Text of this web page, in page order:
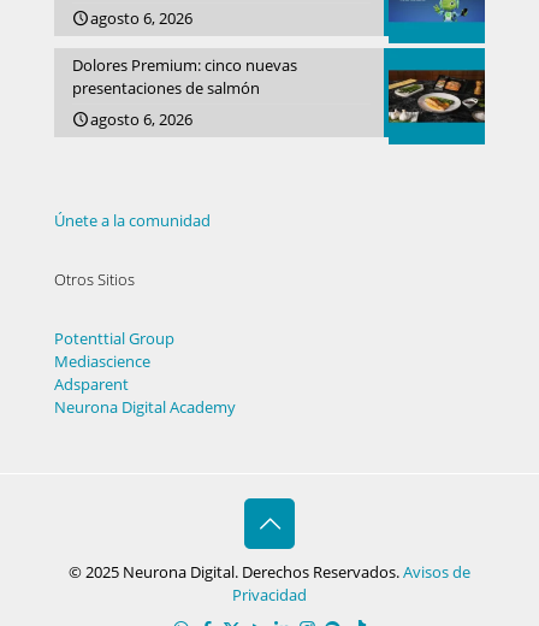
agosto 6, 2026
Dolores Premium: cinco nuevas
presentaciones de salmón
agosto 6, 2026
Únete a la comunidad
Otros Sitios
Potenttial Group
Mediascience
Adsparent
Neurona Digital Academy
© 2025 Neurona Digital. Derechos Reservados.Avisos de
Privacidad